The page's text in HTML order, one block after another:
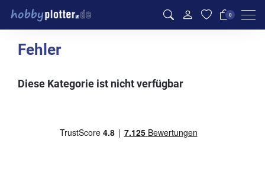
0
Fehler
Diese Kategorie ist nicht verfügbar